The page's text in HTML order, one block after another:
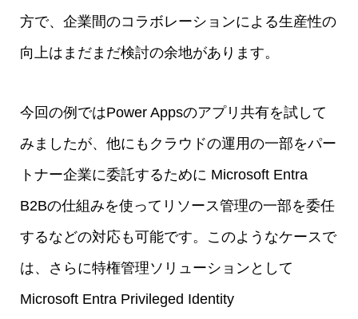
方で、企業間のコラボレーションによる生産性の
向上はまだまだ検討の余地があります。
今回の例ではPower Appsのアプリ共有を試して
みましたが、他にもクラウドの運用の一部をパー
トナー企業に委託するために Microsoft Entra
B2Bの仕組みを使ってリソース管理の一部を委任
するなどの対応も可能です。このようなケースで
は、さらに特権管理ソリューションとして
Microsoft Entra Privileged Identity